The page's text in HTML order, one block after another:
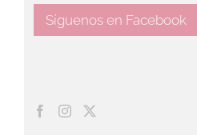
Síguenos en Facebook